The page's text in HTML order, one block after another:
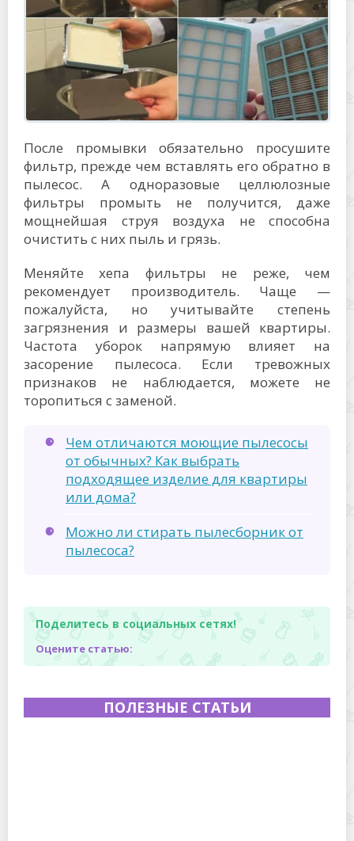
После промывки обязательно просушите
фильтр, прежде чем вставлять его обратно в
пылесос. А одноразовые целлюлозные
фильтры промыть не получится, даже
мощнейшая струя воздуха не способна
очистить с них пыль и грязь.
Меняйте хепа фильтры не реже, чем
рекомендует производитель. Чаще —
пожалуйста, но учитывайте степень
загрязнения и размеры вашей квартиры.
Частота уборок напрямую влияет на
засорение пылесоса. Если тревожных
признаков не наблюдается, можете не
торопиться с заменой.
Чем отличаются моющие пылесосы
от обычных? Как выбрать
подходящее изделие для квартиры
или дома?
Можно ли стирать пылесборник от
пылесоса?
Поделитесь в социальных сетях!
Оцените статью:
ПОЛЕЗНЫЕ СТАТЬИ